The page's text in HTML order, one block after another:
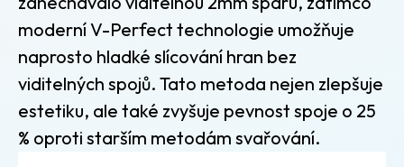
moderní V-Perfect technologie umožňuje
naprosto hladké slícování hran bez
viditelných spojů. Tato metoda nejen zlepšuje
estetiku, ale také zvyšuje pevnost spoje o 25
% oproti starším metodám svařování.